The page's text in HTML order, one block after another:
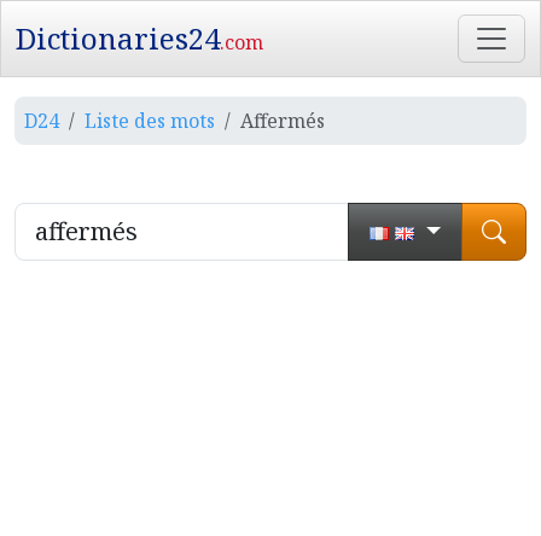
Dictionaries24.com
D24 Liste des mots Affermés